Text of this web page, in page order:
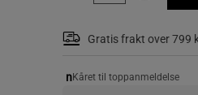
Gratis frakt over 799
nKåret til toppanmeldelse